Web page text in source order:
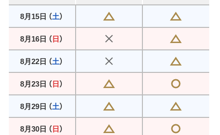
8月15日 （土）
8月16日 （日）
8月22日 （土）
8月23日 （日）
8月29日 （土）
8月30日 （日）